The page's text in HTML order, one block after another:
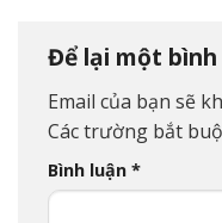
Để lại một bình
Email của bạn sẽ
Các trường bắt
Bình luận *